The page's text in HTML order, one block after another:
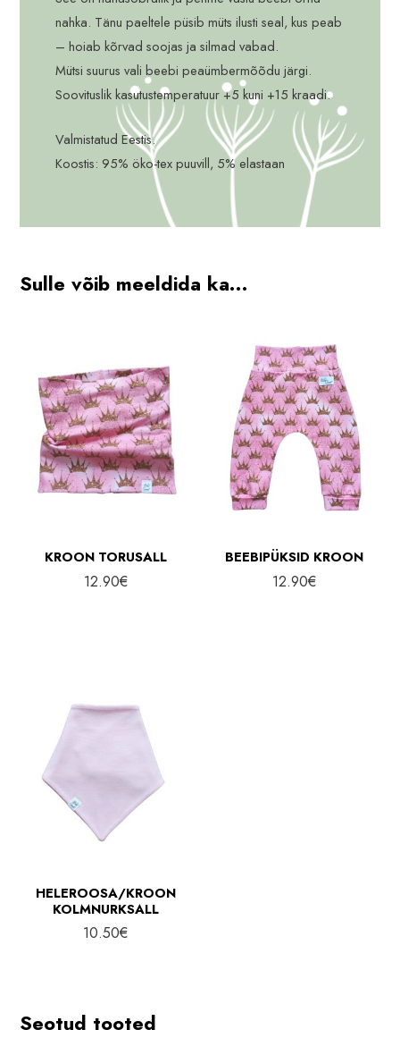
nahka. Tänu paeltele püsib müts ilusti seal, kus peab
– hoiab kõrvad soojas ja silmad vabad.
Mütsi suurus vali beebi peaümbermõõdu järgi.
Soovituslik kasutustemperatuur +5 kuni +15 kraadi.
Valmistatud Eestis.
Koostis: 95% öko-tex puuvill, 5% elastaan
Sulle võib meeldida ka…
KROON TORUSALL
12.90€
BEEBIPÜKSID KROON
12.90€
HELEROOSA/KROON
KOLMNURKSALL
10.50€
Seotud tooted